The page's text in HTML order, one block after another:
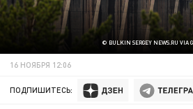
© BULKIN SERGEY NEWS.RU VIA
16 НОЯБРЯ 12:06
ПОДПИШИТЕСЬ: